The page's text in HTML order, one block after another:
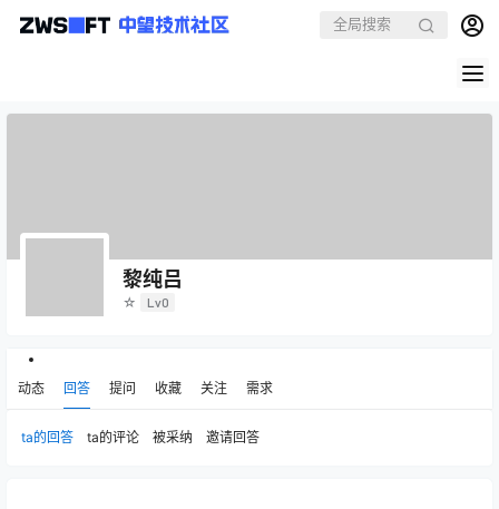
黎纯吕
☆ Lv0
动态 回答 提问 收藏 关注 需求
ta的回答 ta的评论 被采纳 邀请回答